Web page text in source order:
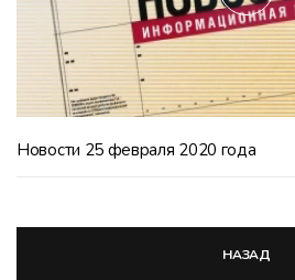
Новости 25 февраля 2020 года
НАЗАД